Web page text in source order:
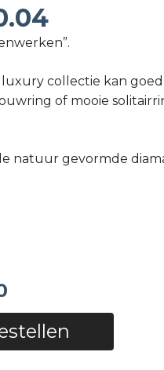
collectie kan
of mooie
natuur gevormde